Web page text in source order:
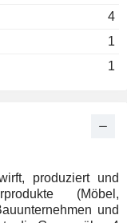
4
1
1
produziert und
(Möbel,
und